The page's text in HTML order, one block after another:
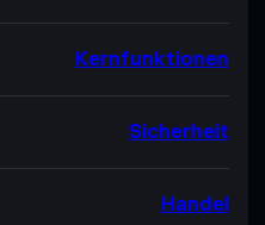
Kernfunktionen
Sicherheit
Handel